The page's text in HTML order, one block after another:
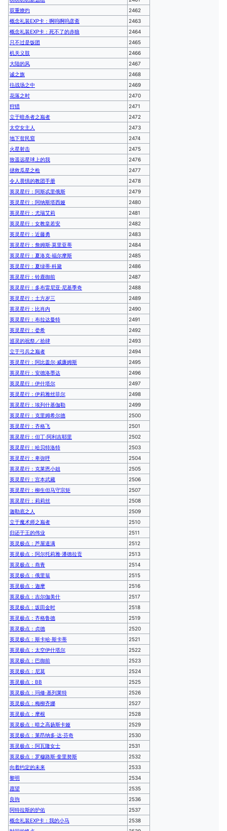
双重燎灼
2462
概念礼装EXP卡：啊呜啊呜彦斋
2463
概念礼装EXP卡：死不了的赤狼
2464
只不过是饭团
2465
机关义肢
2466
大陆的风
2467
诚之旗
2468
往战场之中
2469
花落之时
2470
狩猎
2471
立于暗杀者之巅者
2472
太空女主人
2473
地下贫民窟
2474
火星射击
2475
致遥远星球上的我
2476
拯救瓜星之枪
2477
令人畏惧的教团手册
2478
英灵星行：阿斯忒里俄斯
2479
英灵星行：阿纳斯塔西娅
2480
英灵星行：尤瑞艾莉
2481
英灵星行：女教皇若安
2482
英灵星行：近藤勇
2483
英灵星行：詹姆斯·莫里亚蒂
2484
英灵星行：夏洛克·福尔摩斯
2485
英灵星行：夏绿蒂·科黛
2486
英灵星行：铃鹿御前
2487
英灵星行：多布雷尼亚·尼基季奇
2488
英灵星行：土方岁三
2489
英灵星行：比肖内
2490
英灵星行：布拉达曼特
2491
英灵星行：娄希
2492
巡灵的祝祭／拾肆
2493
立于弓兵之巅者
2494
英灵星行：阿比盖尔·威廉姆斯
2495
英灵星行：安德洛墨达
2496
英灵星行：伊什塔尔
2497
英灵星行：伊莉雅丝菲尔
2498
英灵星行：埃列什基伽勒
2499
英灵星行：克里姆希尔德
2500
英灵星行：齐格飞
2501
英灵星行：但丁·阿利吉耶里
2502
英灵星行：哈贝特洛特
2503
英灵星行：卑弥呼
2504
英灵星行：克莱恩小姐
2505
英灵星行：宫本武藏
2506
英灵星行：柳生但马守宗矩
2507
英灵星行：莉莉丝
2508
迦勒底之人
2509
立于魔术师之巅者
2510
归还于王的伟业
2511
英灵极点：芦屋道满
2512
英灵极点：阿尔托莉雅·潘德拉贡
2513
英灵极点：燕青
2514
英灵极点：俄里翁
2515
英灵极点：迦摩
2516
英灵极点：吉尔伽美什
2517
英灵极点：坂田金时
2518
英灵极点：齐格鲁德
2519
英灵极点：贞德
2520
英灵极点：斯卡哈·斯卡蒂
2521
英灵极点：太空伊什塔尔
2522
英灵极点：巴御前
2523
英灵极点：尼莫
2524
英灵极点：BB
2525
英灵极点：玛修·基列莱特
2526
英灵极点：梅柳齐娜
2527
英灵极点：摩根
2528
英灵极点：暗之高扬斯卡娅
2529
英灵极点：莱昂纳多·达·芬奇
2530
英灵极点：阿瓦隆女士
2531
英灵极点：罗穆路斯·奎里努斯
2532
向着约定的未来
2533
黎明
2534
愿望
2535
良驹
2536
阿特拉斯的护佑
2537
概念礼装EXP卡：我的小马
2538